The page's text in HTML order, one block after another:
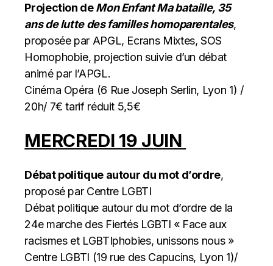
Projection deMon Enfant Ma bataille, 35
ans de lutte des familles homoparentales,
proposée par APGL, Ecrans Mixtes, SOS
Homophobie, projection suivie d’un débat
animé par l’APGL.
Cinéma Opéra (6 Rue Joseph Serlin, Lyon 1) /
20h/ 7€ tarif réduit 5,5€
MERCREDI 19 JUIN
Débat politique autour du mot d’ordre,
proposé par Centre LGBTI
Débat politique autour du mot d’ordre de la
24e marche des Fiertés LGBTI « Face aux
racismes et LGBTIphobies, unissons nous »
Centre LGBTI (19 rue des Capucins, Lyon 1)/